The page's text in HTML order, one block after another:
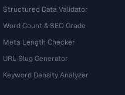
Structured Data Validator
Word Count & SEO Grade
Meta Length Checker
URL Slug Generator
Keyword Density Analyzer